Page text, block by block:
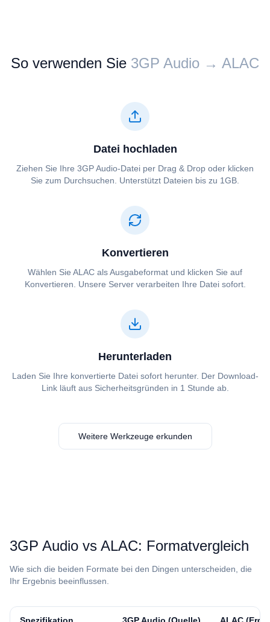
So verwenden Sie ⁦⁦3GP Audio⁩⁩ → ⁦⁦ALAC⁩⁩
Datei hochladen
Ziehen Sie Ihre ⁦⁦3GP Audio⁩⁩-Datei per Drag & Drop oder klicken
Sie zum Durchsuchen. Unterstützt Dateien bis zu 1GB.
Konvertieren
Wählen Sie ⁦⁦ALAC⁩⁩ als Ausgabeformat und klicken Sie auf
Konvertieren. Unsere Server verarbeiten Ihre Datei sofort.
Herunterladen
Laden Sie Ihre konvertierte Datei sofort herunter. Der Download-
Link läuft aus Sicherheitsgründen in 1 Stunde ab.
Weitere Werkzeuge erkunden
⁦3GP Audio⁩ vs ⁦ALAC⁩: Formatvergleich
Wie sich die beiden Formate bei den Dingen unterscheiden, die
Ihr Ergebnis beeinflussen.